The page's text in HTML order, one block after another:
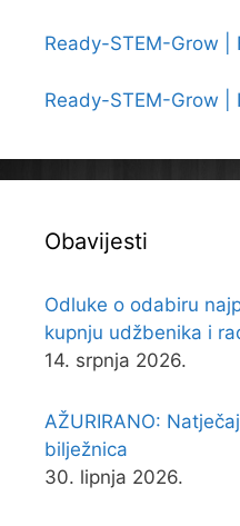
Ready-STEM-Grow |
Ready-STEM-Grow |
Obavijesti
Odluke o odabiru
kupnju udžbenika i
14. srpnja 2026.
AŽURIRANO:
bilježnica
30. lipnja 2026.